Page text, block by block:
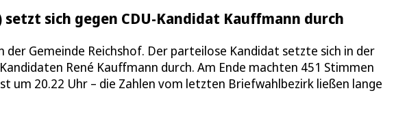
sich gegen CDU-Kandidat Kauffmann durch
der Gemeinde Reichshof. Der parteilose Kandidat setzte sich in der
René Kauffmann durch. Am Ende machten 451 Stimmen
um 20.22 Uhr – die Zahlen vom letzten Briefwahlbezirk ließen lange